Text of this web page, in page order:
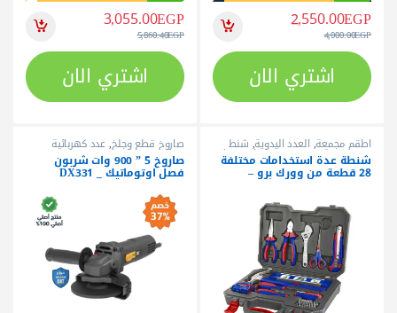
2,550.00EGP
4,000.00EGP
اشتري الان
3,055.00EGP
5,860.40EGP
اشتري الان
أطقم مجمعة, العدد اليدوية, شنط
عدة مجمعة,عروض وتخفيضات,وورك
برو
شنطة عدة استخدامات مختلفة
28 قطعة من وورك برو –
صاروخ قطع وجلخ,عدد كهربائية
صاروخ 5 ” 900 وات شربون
فصل اوتوماتيك _ DX331